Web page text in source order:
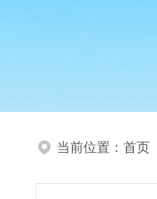
当前位置： 首页